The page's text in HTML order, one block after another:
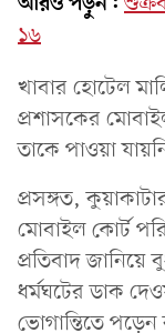
১৬
খাবার হোটেল
প্রশাসকের
তাকে পাওয়া
প্রসঙ্গত,
মোবাইল কোর্ট
প্রতিবাদ জানিয়ে
ধর্মঘটের ডাক
ভোগান্তিতে